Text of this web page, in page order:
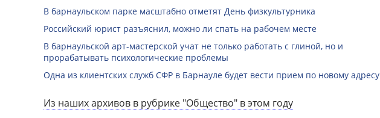
В барнаульском парке масштабно отметят День физкультурника
Российский юрист разъяснил, можно ли спать на рабочем месте
В барнаульской арт-мастерской учат не только работать с глиной, но и
прорабатывать психологические проблемы
Одна из клиентских служб СФР в Барнауле будет вести прием по новому адресу
Из наших архивов в рубрике "Общество" в этом году